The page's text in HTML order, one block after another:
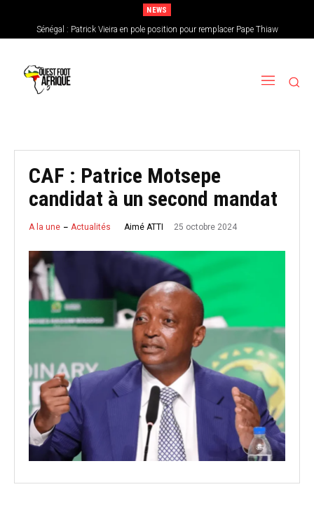
NEWS
Sénégal : Patrick Vieira en pole position pour remplacer Pape Thiaw
CAN féminine 2026 : le Nigeria en favori, le Burkina Faso en outsider…Les
chances de l’Afrique de l’Ouest
CAF : Patrice Motsepe
candidat à un second mandat
A la une Actualités Aimé ATTI 25 octobre 2024